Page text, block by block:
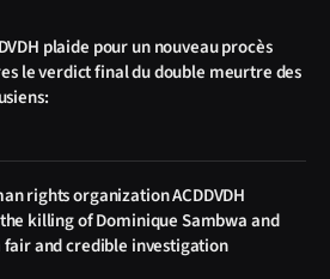
plaide pour un nouveau procès
le verdict final du double meurtre des
rights organization ACDDVDH
killing of Dominique Sambwa and
fair and credible investigation